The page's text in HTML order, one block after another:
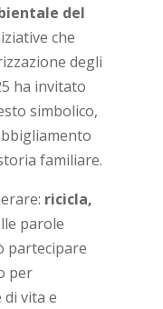
del
che
degli
ha invitato
simbolico,
familiare.
ricicla,
parole
partecipare
per
di vita e